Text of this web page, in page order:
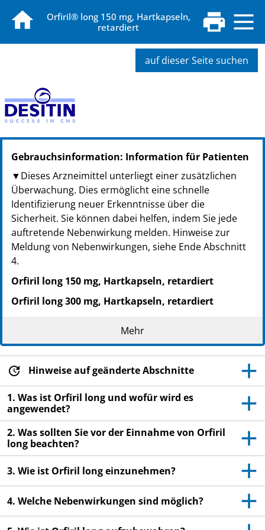
Orfiril® long 150 mg, Hartkapseln,
retardiert
auf dieser Seite suchen
PZN: 08718895
PPN: 110871889503
NTIN: 04150087188958
PZN: 08718903
PPN: 110871890394
NTIN: 04150087189030
Gebrauchsinformation: Information für Patienten
▼Dieses Arzneimittel unterliegt einer zusätzlichen
Überwachung. Dies ermöglicht eine schnelle
Identifizierung neuer Erkenntnisse über die
Sicherheit. Sie können dabei helfen, indem Sie jede
auftretende Nebenwirkung melden. Hinweise zur
Meldung von Nebenwirkungen, siehe Ende Abschnitt
4.
Orfiril long 150 mg, Hartkapseln, retardiert
Orfiril long 300 mg, Hartkapseln, retardiert
Wirkstoff: Natriumvalproat
WARNHINWEIS
Wird Orfiril long, Natriumvalproat während der
Schwangerschaft eingenommen, kann es beim
ungeborenen Kind zu schwerwiegenden
Schädigungen führen. Wenn Sie eine Frau sind, die
schwanger werden könnte, müssen Sie während der
gesamten Behandlung mit Orfiril long ohne
Schwangerschaftsverhütung (Kontrazeption)
anwenden. Ihr Arzt wird dieses mit Ihnen besprechen,
Sie müssen aber auch den in Abschnitt 2 dieser
Packungsbeilage angegebenen Anweisungen folgen.
Mehr
Hinweise auf geänderte Abschnitte
1. Was ist Orfiril long und wofür wird es
angewendet?
2. Was sollten Sie vor der Einnahme von Orfiril
long beachten?
3. Wie ist Orfiril long einzunehmen?
4. Welche Nebenwirkungen sind möglich?